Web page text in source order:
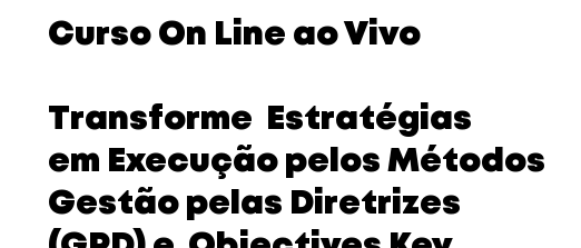
Curso On Line ao Vivo
Transforme Estratégias
em Execução pelos Métodos
Gestão pelas Diretrizes